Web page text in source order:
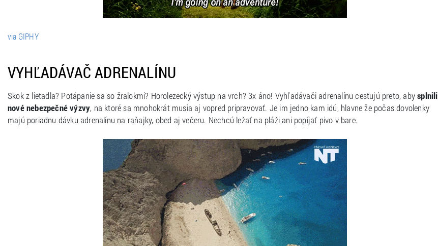
via GIPHY
VYHĽADÁVAČ ADRENALÍNU
Skok z lietadla? Potápanie sa so žralokmi? Horolezecký výstup na vrch? 3x áno! Vyhľadávači adrenalínu cestujú preto, abysplnili
nové nebezpečné výzvy, na ktoré sa mnohokrát musia aj vopred pripravovať. Je im jedno kam idú, hlavne že počas dovolenky
majú poriadnu dávku adrenalínu na raňajky, obed aj večeru. Nechcú ležať na pláži ani popíjať pivo v bare.